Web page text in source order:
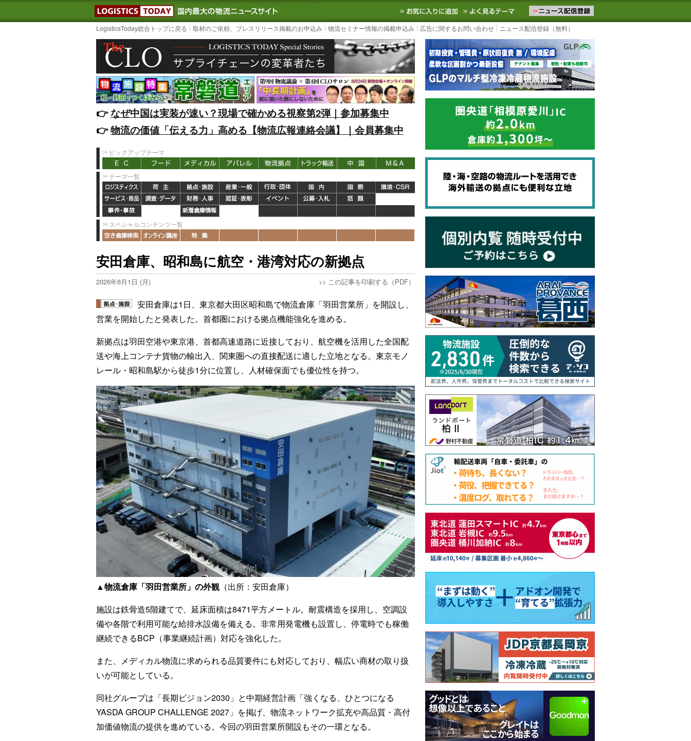
LOGISTICS TODAY｜国内最大の物流ニュースサイト3PL, SCMなど国内外の最新の物流ニュースをお届けします。物流ニュースメール配信を登録す
お気に入りに追加 よく見るテーマ
LogisticsToday総合トップに戻る 取材のご依頼、プレスリリース掲載のお申込み 物流セミナー情報の掲載申込み 広告に関するお問い合わせ ニュース配信登録（無料）
👉️なぜ中国は実装が速い？現場で確かめる視察第2弾｜参加募集中
👉️物流の価値「伝える力」高める【物流広報連絡会議】｜会員募集中
ピックアップテーマ
テーマ一覧
スペシャルコンテンツ一覧
安田倉庫、昭和島に航空・港湾対応の新拠点
2026年6月1日 (月) >> この記事を印刷する（PDF）
安田倉庫は1日、東京都大田区昭和島で物流倉庫「羽田営業所」を開設し、
営業を開始したと発表した。首都圏における拠点機能強化を進める。
新拠点は羽田空港や東京港、首都高速道路に近接しており、航空機を活用した全国配
送や海上コンテナ貨物の輸出入、関東圏への直接配送に適した立地となる。東京モノ
レール・昭和島駅から徒歩1分に位置し、人材確保面でも優位性を持つ。
▲物流倉庫「羽田営業所」の外観（出所：安田倉庫）
施設は鉄骨造5階建てで、延床面積は8471平方メートル。耐震構造を採用し、空調設
備や各階で利用可能な給排水設備を備える。非常用発電機も設置し、停電時でも稼働
継続できるBCP（事業継続計画）対応を強化した。
また、メディカル物流に求められる品質要件にも対応しており、幅広い商材の取り扱
いが可能としている。
同社グループは「長期ビジョン2030」と中期経営計画「強くなる、ひとつになる
YASDA GROUP CHALLENGE 2027」を掲げ、物流ネットワーク拡充や高品質・高付
加価値物流の提供を進めている。今回の羽田営業所開設もその一環となる。